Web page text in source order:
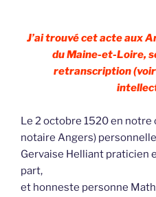
J’ai trouvé cet acte aux
du Maine-et-Loire,
retranscription
Le 2 octobre 1520 en notre
notaire Angers)
Gervaise Helliant praticien
part,
et honneste personne